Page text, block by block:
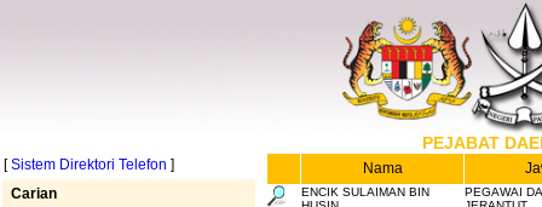
PEJABAT
[Sistem Direktori Telefon ]
Carian
Nama
ENCIK SULAIMAN BIN
PEGAWAI